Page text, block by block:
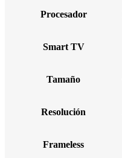
Procesador
Smart TV
Tamaño
Resolución
Frameless